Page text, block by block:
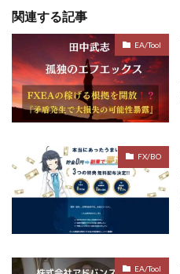
関連する記事
EA/Tool
FX/BO
EA/Tool